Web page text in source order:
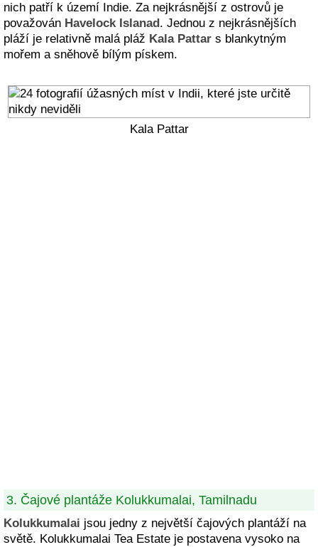
nich patří k území Indie. Za nejkrásnější z ostrovů je
považován Havelock Islanad. Jednou z nejkrásnějších
pláží je relativně malá pláž Kala Pattar s blankytným
mořem a sněhově bílým pískem.
Kala Pattar
3. Čajové plantáže Kolukkumalai, Tamilnadu
Kolukkumalai jsou jedny z největší čajových plantáží na
světě. Kolukkumalai Tea Estate je postavena vysoko na